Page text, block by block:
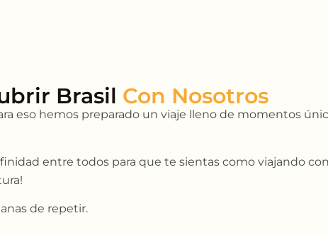
Brasil
eso hemos preparado un viaje lleno de momentos
entre todos para que te sientas como viajando
de repetir.